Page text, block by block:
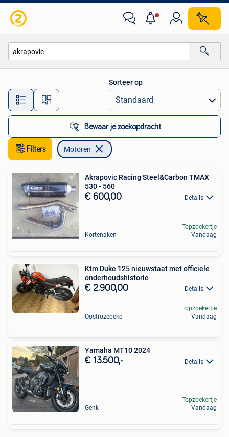
Alle afstanden…
Sorteer op
Bewaar je zoekopdracht
Filters Motoren
Akrapovic Racing Steel&Carbon TMAX
530 - 560
€ 600,00 Details
Kortenaken
Topzoekertje
Vandaag
Ktm Duke 125 nieuwstaat met officiele
onderhoudshistorie
€ 2.900,00 Details
Oostrozebeke
Topzoekertje
Vandaag
Yamaha MT10 2024
€ 13.500,- Details
Genk
Topzoekertje
Vandaag